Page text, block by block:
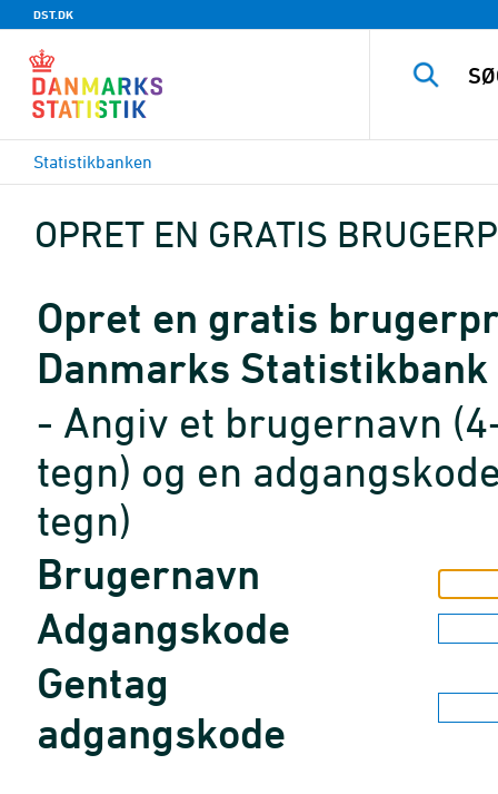
DST.DK
Statistikbanken
OPRET EN GRATIS
Opret en gratis
Danmarks Statistikbank
- Angiv et brugernavn
tegn) og en
tegn)
Brugernavn
Adgangskode
Gentag
adgangskode